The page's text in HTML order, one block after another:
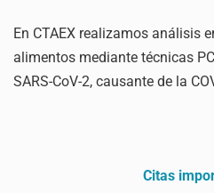
En CTAEX realizamos análisis
alimentos mediante técnicas
SARS-CoV-2, causante de la
Citas